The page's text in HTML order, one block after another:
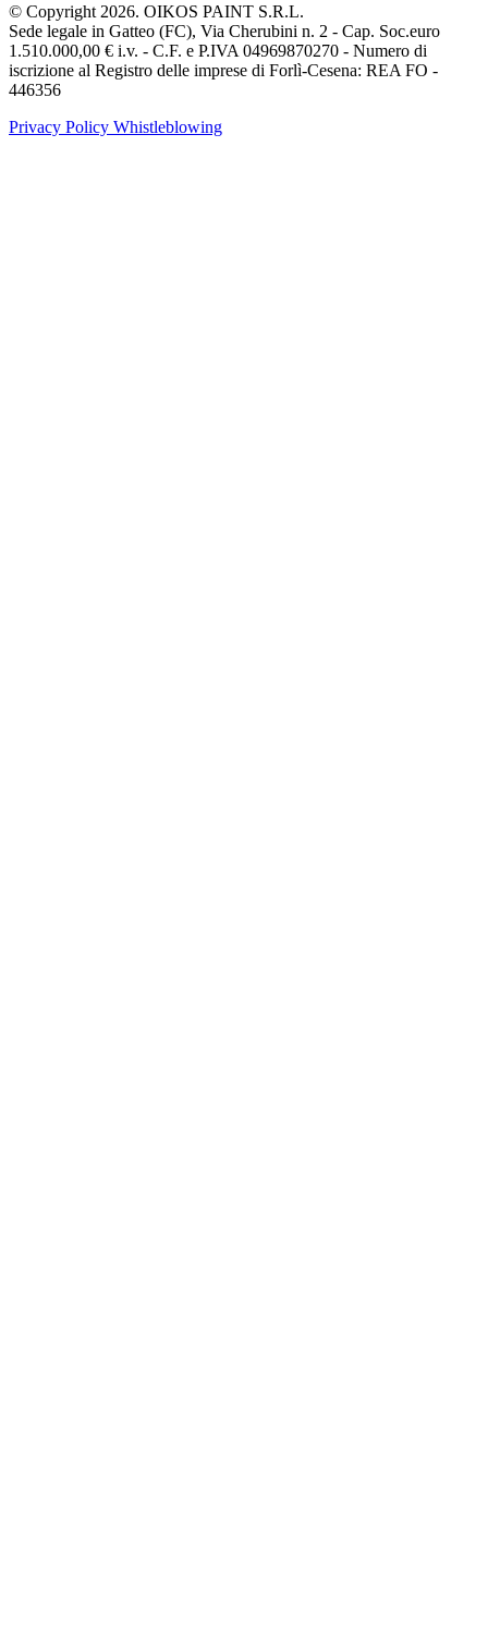
© Copyright 2026. OIKOS PAINT S.R.L.
Sede legale in Gatteo (FC), Via Cherubini n. 2 - Cap. Soc.euro
1.510.000,00 € i.v. - C.F. e P.IVA 04969870270 - Numero di
iscrizione al Registro delle imprese di Forlì-Cesena: REA FO -
446356
Privacy Policy Whistleblowing